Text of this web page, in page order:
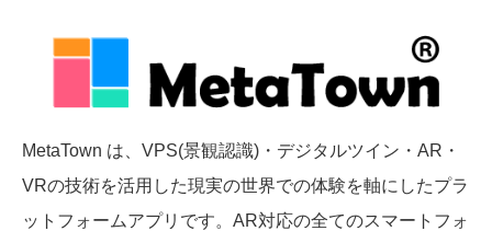
MetaTown は、VPS(景観認識)・デジタルツイン・AR・
VRの技術を活用した現実の世界での体験を軸にしたプラ
ットフォームアプリです。AR対応の全てのスマートフォ